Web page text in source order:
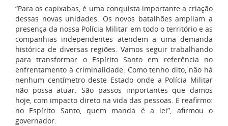
“Para os capixabas, é uma conquista importante a criação
dessas novas unidades. Os novos batalhões ampliam a
presença da nossa Polícia Militar em todo o território e as
companhias independentes atendem a uma demanda
histórica de diversas regiões. Vamos seguir trabalhando
para transformar o Espírito Santo em referência no
enfrentamento à criminalidade. Como tenho dito, não há
nenhum centímetro deste Estado onde a Polícia Militar
não possa atuar. São passos importantes que damos
hoje, com impacto direto na vida das pessoas. E reafirmo:
no Espírito Santo, quem manda é a lei”, afirmou o
governador.